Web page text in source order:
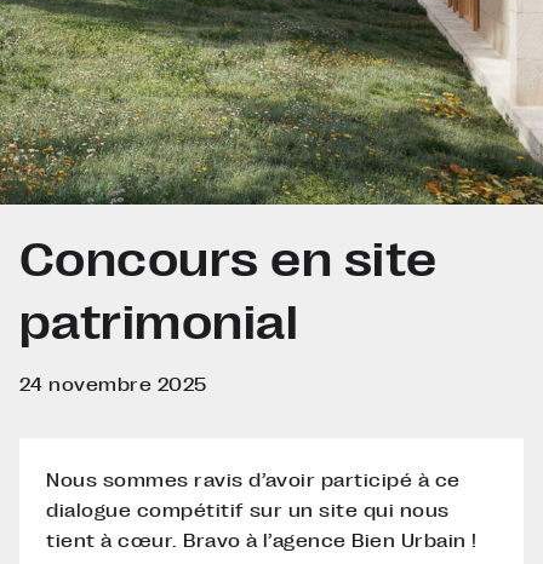
Concours en site
patrimonial
24 novembre 2025
Nous sommes ravis d’avoir participé à ce
dialogue compétitif sur un site qui nous
tient à cœur. Bravo à l’agence Bien Urbain !